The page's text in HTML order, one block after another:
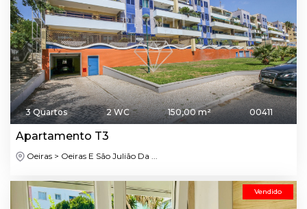
3 Quartos 2 WC 150,00 m² 00411
Apartamento T3
Oeiras > Oeiras E São Julião Da ...
Vendido